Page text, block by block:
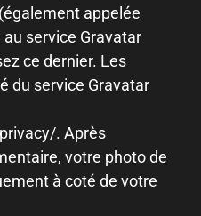
appelée
service Gravatar
ce dernier. Les
du service Gravatar
. Après
votre photo de
à coté de votre